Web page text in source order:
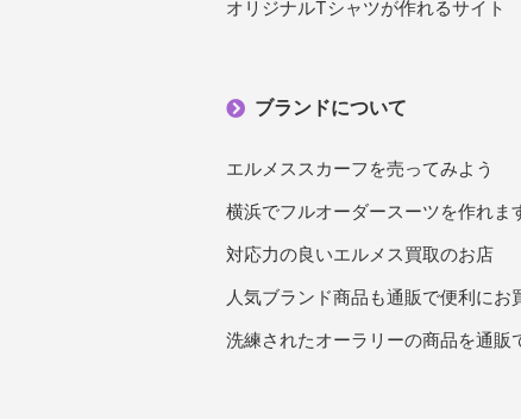
オリジナルTシャツが作れるサイト
ブランドについて
エルメススカーフを売ってみよう
横浜でフルオーダースーツを作れま
対応力の良いエルメス買取のお店
人気ブランド商品も通販で便利にお
洗練されたオーラリーの商品を通販